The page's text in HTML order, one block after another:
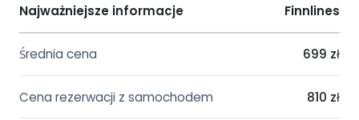
Najważniejsze informacje Finnlines
Średnia cena 699 zł
Cena rezerwacji z samochodem 810 zł